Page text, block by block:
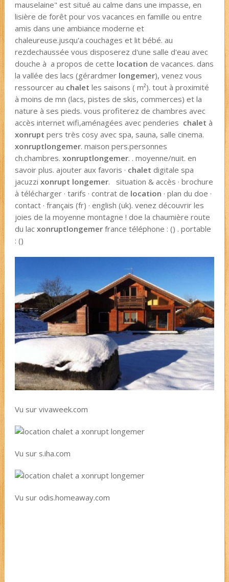
mauselaine" est situé au calme dans une impasse, en
lisière de forêt pour vos vacances en famille ou entre
amis dans une ambiance moderne et
chaleureuse.jusqu'a couchages et lit bébé. au
rezdechaussée vous disposerez d'une salle d'eau avec
douche à a propos de cette location de vacances. dans
la vallée des lacs (gérardmer longemer), venez vous
ressourcer au chalet les saisons ( m²). tout à proximité
à moins de mn (lacs, pistes de skis, commerces) et la
nature à ses pieds. vous profiterez de chambres avec
accès internet wifi,aménagées avec penderies chalet à
xonrupt pers très cosy avec spa, sauna, salle cinema.
xonruptlongemer. maison pers.personnes
ch.chambres. xonruptlongemer. . moyenne/nuit. en
savoir plus. ajouter aux favoris · chalet digitale spa
jacuzzi xonrupt longemer. situation & accès · brochure
à télécharger · tarifs · contrat de location · plan du doe ·
contact · français (fr) · english (uk). venez découvrir les
joies de la moyenne montagne ! doe la chaumière route
du lac xonruptlongemerfrance téléphone : () . portable
: ()
Vu sur vivaweek.com
Vu sur s.iha.com
Vu sur odis.homeaway.com